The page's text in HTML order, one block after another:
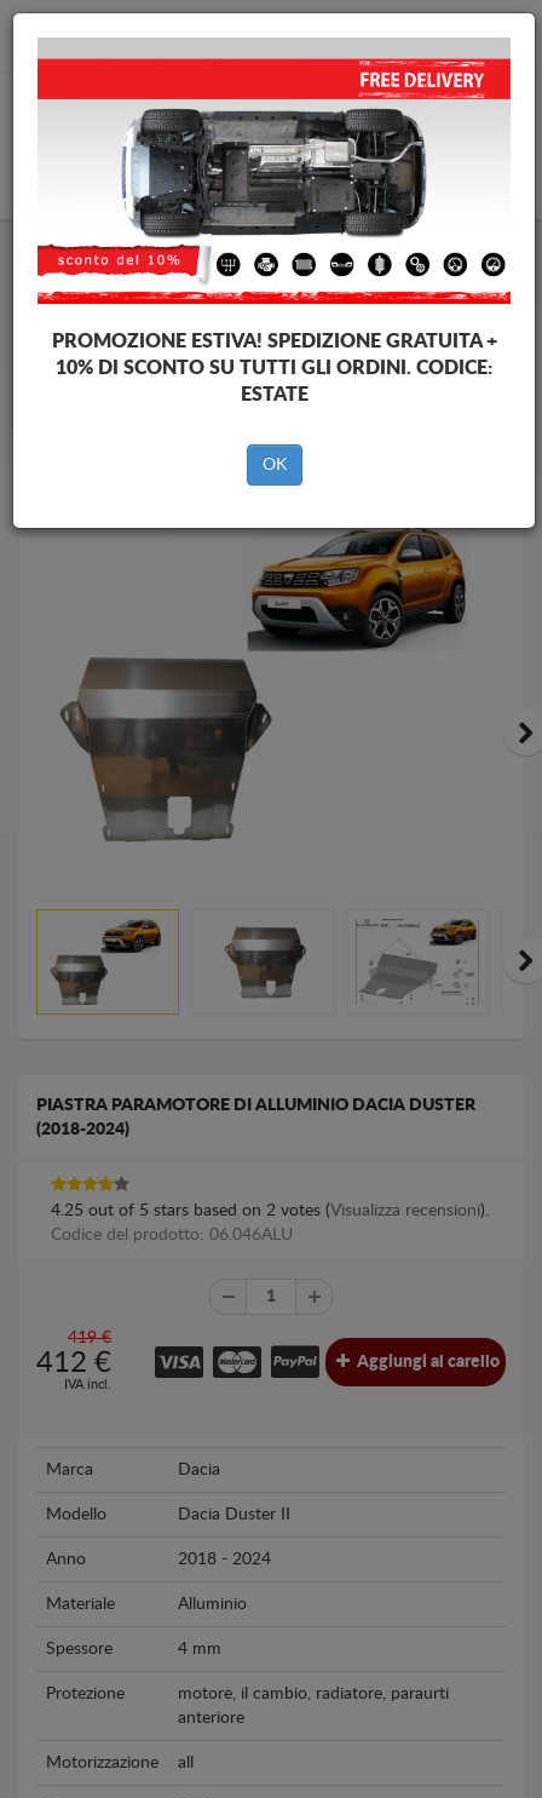
info@piastraparamotore.com
Piastra paramotore di acciaio Dacia
Piastra paramotore di acciaio Dacia Duster II
Brands
Brands
PIASTRA PARAMOTORE DI ALLUMINIO DACIA DUSTER
(2018-2024)
4.25 out of 5 stars based on 2 votes (Visualizza recensioni).
Codice del prodotto: 06.046ALU
419 €
412 €
IVA incl.
Aggiungi al carello
Marca Dacia
Modello Dacia Duster II
Anno 2018 - 2024
Materiale Alluminio
Spessore 4 mm
Protezione
motore, il cambio, radiatore, paraurti
anteriore
Motorizzazione all
PROMOZIONE ESTIVA! SPEDIZIONE GRATUITA +
10% DI SCONTO SU TUTTI GLI ORDINI. CODICE:
ESTATE
OK